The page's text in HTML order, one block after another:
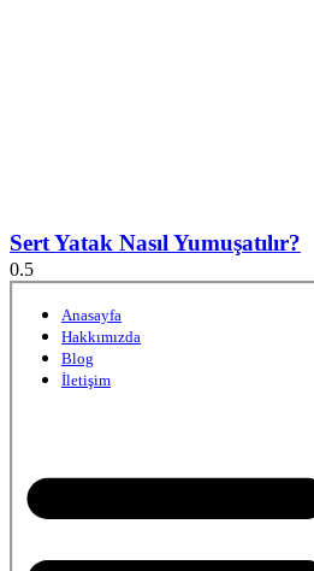
Sert Yatak Nasıl Yumuşatılır?
Anasayfa
Hakkımızda
Blog
İletişim